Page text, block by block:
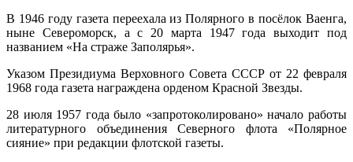
В 1946 году газета переехала из Полярного в посёлок Ваенга,
ныне Североморск, а с 20 марта 1947 года выходит под
названием «На страже Заполярья».
Указом Президиума Верховного Совета СССР от 22 февраля
1968 года газета награждена орденом Красной Звезды.
28 июля 1957 года было «запротоколировано» начало работы
литературного объединения Северного флота «Полярное
сияние» при редакции флотской газеты.